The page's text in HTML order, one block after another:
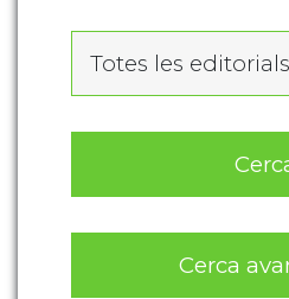
Totes les editorials
Cerca